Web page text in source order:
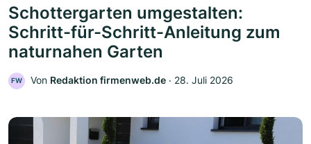
Schottergarten umgestalten:
Schritt-für-Schritt-Anleitung zum
naturnahen Garten
FW Von Redaktion firmenweb.de ‧ 28. Juli 2026